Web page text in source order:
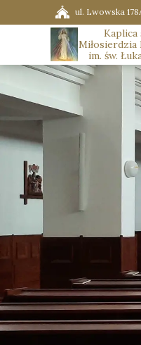
ul. Lwowska
Kaplica
Miłosierdzia
im. św.